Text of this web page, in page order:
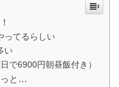
ってるらしい
い
で6900円朝昼飯付き）
っと…